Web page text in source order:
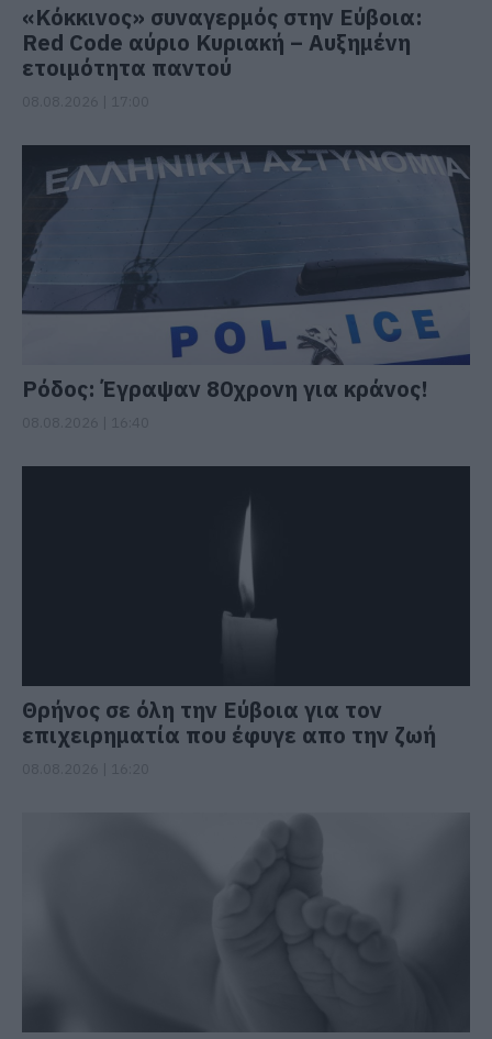
«Κόκκινος» συναγερμός στην Εύβοια:
Red Code αύριο Κυριακή – Αυξημένη
ετοιμότητα παντού
Ρόδος: Έγραψαν 80χρονη για κράνος!
Θρήνος σε όλη την Εύβοια για τον
επιχειρηματία που έφυγε απο την ζωή